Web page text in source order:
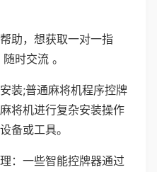
助，想获取一对一指
时交流 。
装;普通麻将机程序控牌
将机进行复杂安装操作
备或工具。
：一些智能控牌器通过